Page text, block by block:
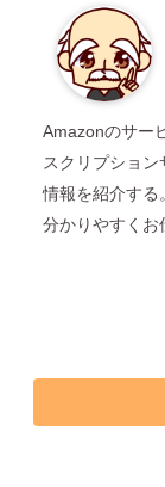
Amazonのサー
スクリプショ
情報を紹介する
分かりやすくお